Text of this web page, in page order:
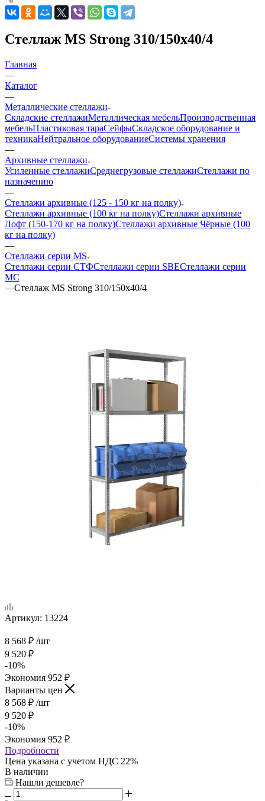
Стеллаж MS Strong 310/150х40/4
Главная
—
Каталог
—
Металлические стеллажи
Складские стеллажиМеталлическая мебельПроизводственная
мебельПластиковая тараСейфыСкладское оборудование и
техникаНейтральное оборудованиеСистемы хранения
—
Архивные стеллажи
Усиленные стеллажиСреднегрузовые стеллажиСтеллажи по
назначению
—
Стеллажи архивные (125 - 150 кг на полку)
Стеллажи архивные (100 кг на полку)Стеллажи архивные
Лофт (150-170 кг на полку)Стеллажи архивные Чёрные (100
кг на полку)
—
Стеллажи серии MS
Стеллажи серии СТФСтеллажи серии SBEСтеллажи серии
МС
—Стеллаж MS Strong 310/150х40/4
Артикул: 13224
8 568 ₽ /шт
9 520 ₽
-10%
Экономия 952 ₽
Варианты цен
8 568 ₽ /шт
9 520 ₽
-10%
Экономия 952 ₽
Подробности
Цена указана с учетом НДС 22%
В наличии
Нашли дешевле?